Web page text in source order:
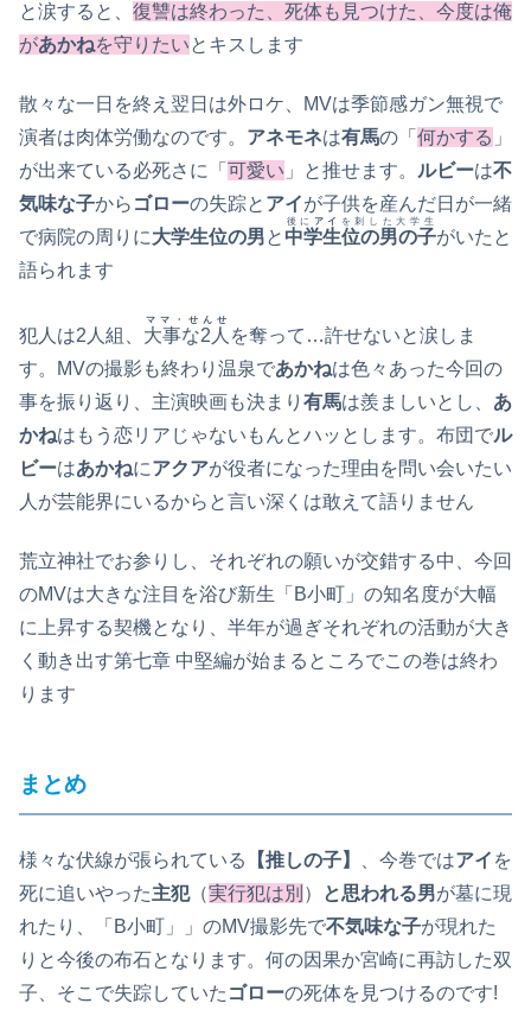
と涙すると、 復讐は終わった、死体も見つけた、今度は俺
があかねを守りたいとキスします
散々な一日を終え翌日は外ロケ、MVは季節感ガン無視で
演者は肉体労働なのです。 アネモネは有馬の「 何かする 」
が出来ている必死さに「 可愛い 」と推せます。 ルビーは不
気味な子から ゴローの失踪と アイが子供を産んだ日が一緒
で病院の周りに大学生位の男と 中学生位の男の子
後に アイ を刺した大学生
がいたと
語られます
犯人は2人組、 大事な2人
ママ・せんせ
を奪って…許せないと涙しま
す。MVの撮影も終わり温泉であかねは色々あった今回の
事を振り返り、主演映画も決まり 有馬は羨ましいとし、 あ
かねはもう恋リアじゃないもんとハッとします。布団でル
ビーはあかねにアクアが役者になった理由を問い会いたい
人が芸能界にいるからと言い深くは敢えて語りません
荒立神社でお参りし、それぞれの願いが交錯する中、今回
のMVは大きな注目を浴び新生「B小町」の知名度が大幅
に上昇する契機となり、半年が過ぎそれぞれの活動が大き
く動き出す第七章 中堅編が始まるところでこの巻は終わ
ります
まとめ
様々な伏線が張られている 【推しの子】 、今巻ではアイ を
死に追いやった主犯（実行犯は別 ） と思われる男が墓に現
れたり、「B小町」」のMV撮影先で不気味な子が現れた
りと今後の布石となります。何の因果か宮崎に再訪した双
子、そこで失踪していた ゴローの死体を見つけるのです!